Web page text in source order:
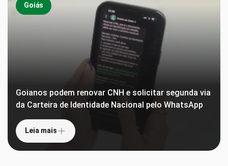
Goiás
Goianos podem renovar CNH e solicitar segunda via
da Carteira de Identidade Nacional pelo WhatsApp
Leia mais